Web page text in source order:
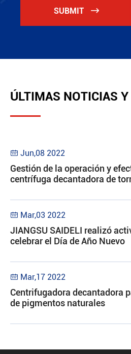
SUBMIT 
ÚLTIMAS NOTICIAS Y
 Jun,08 2022
Gestión de la operación y
centrífuga decantadora de
 Mar,03 2022
JIANGSU SAIDELI realizó
celebrar el Día de Año Nuevo
 Mar,17 2022
Centrifugadora decantadora
de pigmentos naturales